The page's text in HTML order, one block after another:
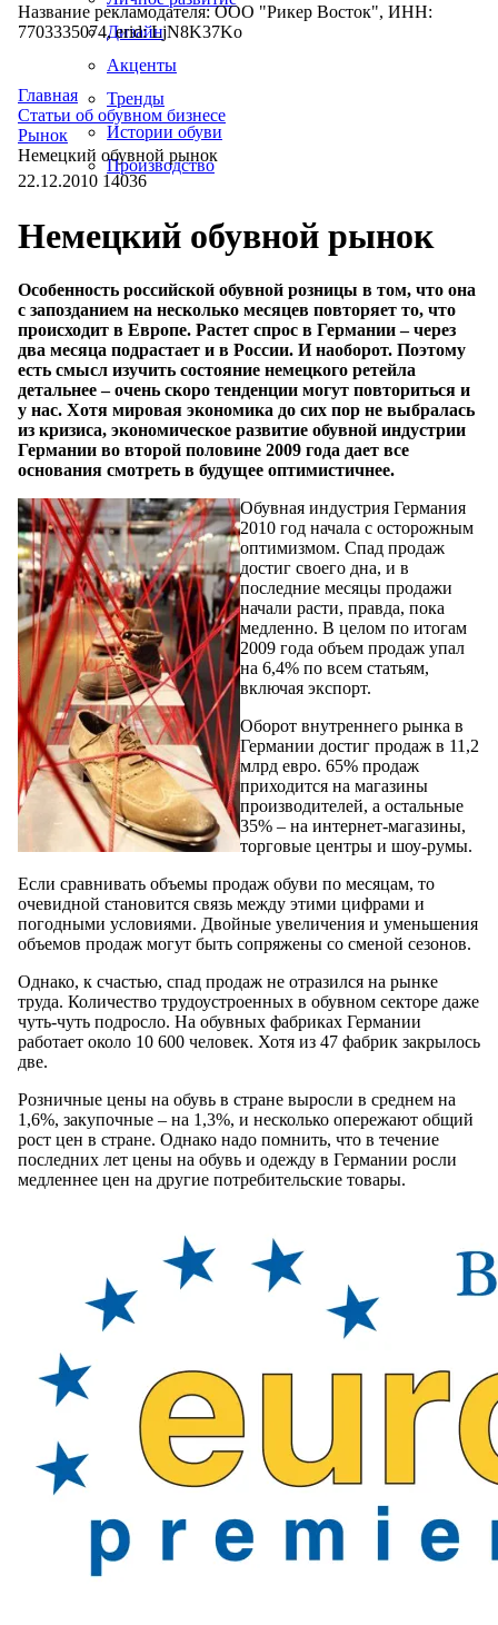
Дизайн
Акценты
Тренды
Истории обуви
Производство
Название рекламодателя: ООО "Рикер Восток", ИНН:
7703335074, erid: LjN8K37Ko
Главная
Статьи об обувном бизнесе
Рынок
Немецкий обувной рынок
22.12.2010 14036
Немецкий обувной рынок
Особенность российской обувной розницы в том, что она
с запозданием на несколько месяцев повторяет то, что
происходит в Европе. Растет спрос в Германии – через
два месяца подрастает и в России. И наоборот. Поэтому
есть смысл изучить состояние немецкого ретейла
детальнее – очень скоро тенденции могут повториться и
у нас. Хотя мировая экономика до сих пор не выбралась
из кризиса, экономическое развитие обувной индустрии
Германии во второй половине 2009 года дает все
основания смотреть в будущее оптимистичнее.
Обувная индустрия Германия
2010 год начала с осторожным
оптимизмом. Спад продаж
достиг своего дна, и в
последние месяцы продажи
начали расти, правда, пока
медленно. В целом по итогам
2009 года объем продаж упал
на 6,4% по всем статьям,
включая экспорт.
Оборот внутреннего рынка в
Германии достиг продаж в 11,2
млрд евро. 65% продаж
приходится на магазины
производителей, а остальные
35% – на интернет-магазины,
торговые центры и шоу-румы.
Если сравнивать объемы продаж обуви по месяцам, то
очевидной становится связь между этими цифрами и
погодными условиями. Двойные увеличения и уменьшения
объемов продаж могут быть сопряжены со сменой сезонов.
Однако, к счастью, спад продаж не отразился на рынке
труда. Количество трудоустроенных в обувном секторе даже
чуть-чуть подросло. На обувных фабриках Германии
работает около 10 600 человек. Хотя из 47 фабрик закрылось
две.
Розничные цены на обувь в стране выросли в среднем на
1,6%, закупочные – на 1,3%, и несколько опережают общий
рост цен в стране. Однако надо помнить, что в течение
последних лет цены на обувь и одежду в Германии росли
медленнее цен на другие потребительские товары.